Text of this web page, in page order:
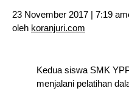
23 November 2017 | 7:19 am
oleh koranjuri.com
Kedua siswa SMK
menjalani pelatihan